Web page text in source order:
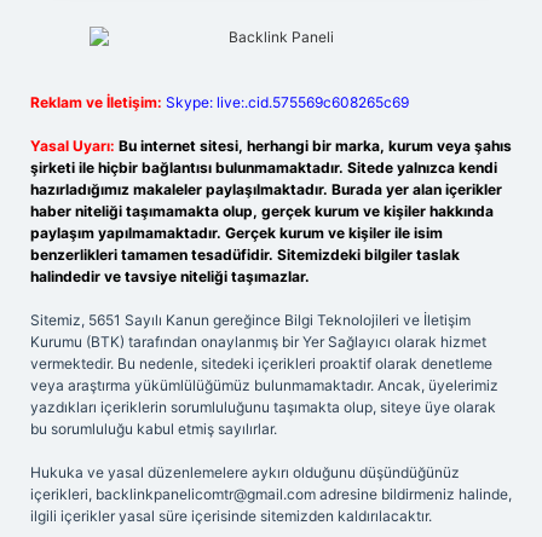
Reklam ve İletişim: Skype: live:.cid.575569c608265c69
Yasal Uyarı: Bu internet sitesi, herhangi bir marka, kurum veya şahıs
şirketi ile hiçbir bağlantısı bulunmamaktadır. Sitede yalnızca kendi
hazırladığımız makaleler paylaşılmaktadır. Burada yer alan içerikler
haber niteliği taşımamakta olup, gerçek kurum ve kişiler hakkında
paylaşım yapılmamaktadır. Gerçek kurum ve kişiler ile isim
benzerlikleri tamamen tesadüfidir. Sitemizdeki bilgiler taslak
halindedir ve tavsiye niteliği taşımazlar.
Sitemiz, 5651 Sayılı Kanun gereğince Bilgi Teknolojileri ve İletişim
Kurumu (BTK) tarafından onaylanmış bir Yer Sağlayıcı olarak hizmet
vermektedir. Bu nedenle, sitedeki içerikleri proaktif olarak denetleme
veya araştırma yükümlülüğümüz bulunmamaktadır. Ancak, üyelerimiz
yazdıkları içeriklerin sorumluluğunu taşımakta olup, siteye üye olarak
bu sorumluluğu kabul etmiş sayılırlar.
Hukuka ve yasal düzenlemelere aykırı olduğunu düşündüğünüz
içerikleri, backlinkpanelicomtr@gmail.com adresine bildirmeniz halinde,
ilgili içerikler yasal süre içerisinde sitemizden kaldırılacaktır.